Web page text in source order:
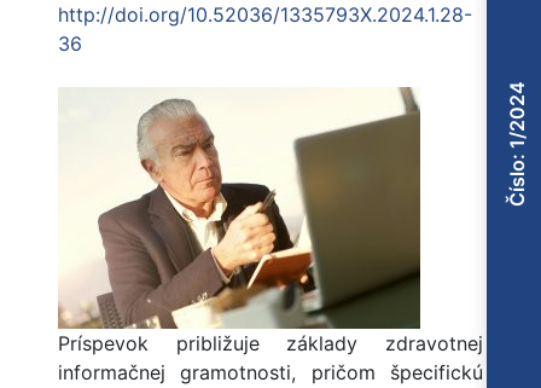
http://doi.org/10.52036/1335793X.2024.1.28-
36
Príspevok približuje základy zdravotnej
informačnej gramotnosti, pričom špecifickú
Číslo: 1/2024